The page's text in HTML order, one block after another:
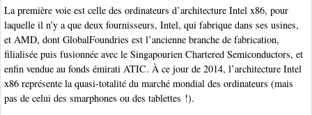
La première voie est celle des ordinateurs d’architecture Intel x86, pour
laquelle il n’y a que deux fournisseurs, Intel, qui fabrique dans ses usines,
et AMD, dont GlobalFoundries est l’ancienne branche de fabrication,
filialisée puis fusionnée avec le Singapourien Chartered Semiconductors, et
enfin vendue au fonds émirati ATIC. À ce jour de 2014, l’architecture Intel
x86 représente la quasi-totalité du marché mondial des ordinateurs (mais
pas de celui des smarphones ou des tablettes !).